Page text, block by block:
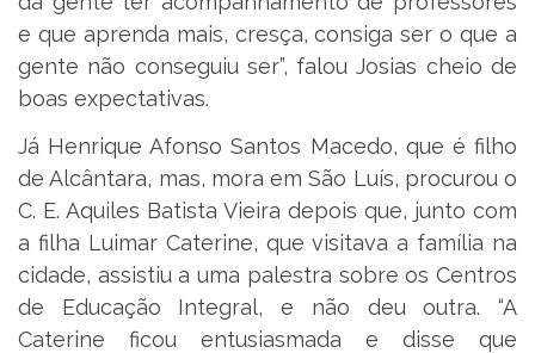
e que aprenda mais, cresça, consiga ser o que a
gente não conseguiu ser”, falou Josias cheio de
boas expectativas.
Já Henrique Afonso Santos Macedo, que é filho
de Alcântara, mas, mora em São Luís, procurou o
C. E. Aquiles Batista Vieira depois que, junto com
a filha Luimar Caterine, que visitava a família na
cidade, assistiu a uma palestra sobre os Centros
de Educação Integral, e não deu outra. “A
Caterine ficou entusiasmada e disse que